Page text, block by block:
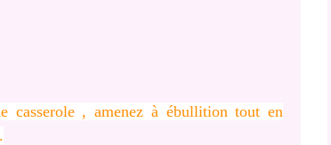
casserole , amenez à ébullition tout en